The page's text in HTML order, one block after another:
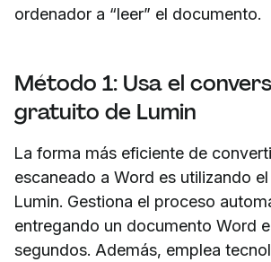
ordenador a “leer” el documento.
Método 1: Usa el
gratuito de Lumin
La forma más eficiente de
escaneado a Word es utilizando
Lumin. Gestiona el proceso
entregando un documento Word
segundos. Además, emplea